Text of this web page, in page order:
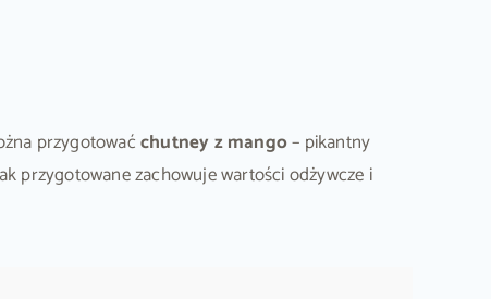
przygotowaćchutney z mango– pikantny
przygotowane zachowuje wartości odżywcze i